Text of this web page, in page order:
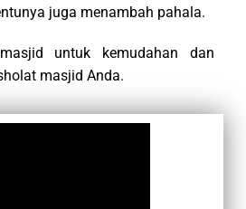
juga menambah pahala.
untuk kemudahan dan
masjid Anda.